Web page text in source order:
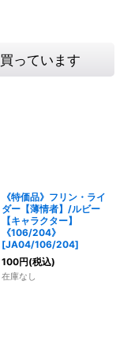
っています
《特価品》フリン・ライ
ダー【薄情者】/ルビー
【キャラクター】
《106/204》
[JA04/106/204]
100円(税込)
在庫なし